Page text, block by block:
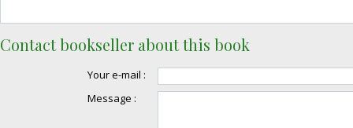
Contact bookseller about this book
Your e-mail :
Message :